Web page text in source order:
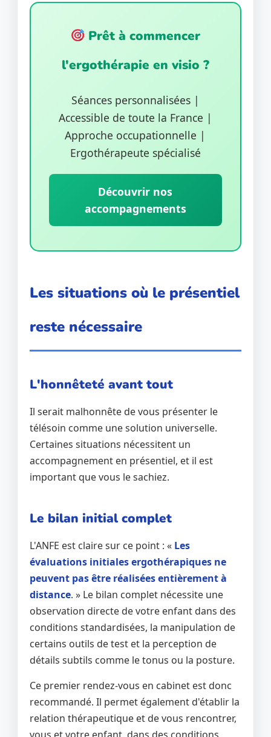
Prêt à commencer
l'ergothérapie en visio ?
Séances personnalisées |
Accessible de toute la France |
Approche occupationnelle |
Ergothérapeute spécialisé
Découvrir nos
accompagnements
Les situations où le présentiel
reste nécessaire
L'honnêteté avant tout
Il serait malhonnête de vous présenter le
télésoin comme une solution universelle.
Certaines situations nécessitent un
accompagnement en présentiel, et il est
important que vous le sachiez.
Le bilan initial complet
L'ANFE est claire sur ce point : « Les
évaluations initiales ergothérapiques ne
peuvent pas être réalisées entièrement à
distance. » Le bilan complet nécessite une
observation directe de votre enfant dans des
conditions standardisées, la manipulation de
certains outils de test et la perception de
détails subtils comme le tonus ou la posture.
Ce premier rendez-vous en cabinet est donc
recommandé. Il permet également d'établir la
relation thérapeutique et de vous rencontrer,